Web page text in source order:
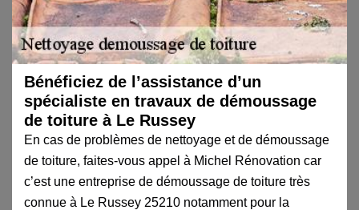
Bénéficiez de l’assistance d’un
spécialiste en travaux de démoussage
de toiture à Le Russey
En cas de problèmes de nettoyage et de démoussage
de toiture, faites-vous appel à Michel Rénovation car
c’est une entreprise de démoussage de toiture très
connue à Le Russey 25210 notamment pour la